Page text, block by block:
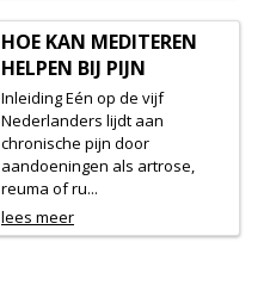
HOE KAN MEDITEREN
HELPEN BIJ PIJN
Inleiding Eén op de vijf
Nederlanders lijdt aan
chronische pijn door
aandoeningen als artrose,
reuma of ru...
lees meer